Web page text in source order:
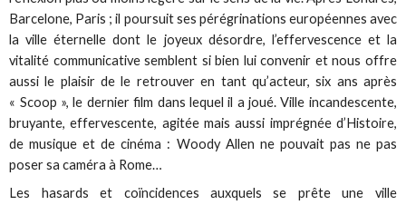
Barcelone, Paris ; il poursuit ses pérégrinations européennes avec
la ville éternelle dont le joyeux désordre, l’effervescence et la
vitalité communicative semblent si bien lui convenir et nous offre
aussi le plaisir de le retrouver en tant qu’acteur, six ans après
« Scoop », le dernier film dans lequel il a joué. Ville incandescente,
bruyante, effervescente, agitée mais aussi imprégnée d’Histoire,
de musique et de cinéma : Woody Allen ne pouvait pas ne pas
poser sa caméra à Rome…
Les hasards et coïncidences auxquels se prête une ville